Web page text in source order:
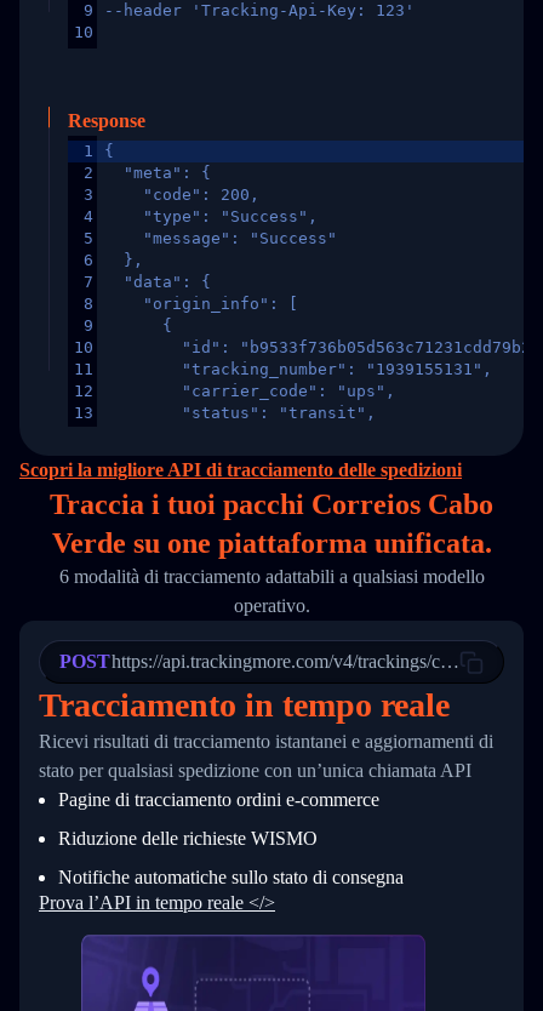
9
10
--header 'Tracking-Api-Key: 123'
Response
1
2
3
4
5
6
7
8
9
10
11
12
13
16
17
19
21
24
26
27
28
30
31
32
33
34
{
  "meta": {
    "code": 200,
    "type": "Success",
    "message": "Success"
  },
  "data": {
    "origin_info": [
      {
"id":
        "tracking_number": "1939155131",
        "carrier_code": "ups",
        "status": "transit",
        "itemTimeLength": 2,
        "weblink": "",
        "phone": null,
        "trackinfo": [
          {
            "Date": "2017-03-08 04: 22: 00",
"StatusDescription": "Departed
          },
          {
            "Date": "2017-03-06 15:28:00",
"StatusDescription": "Shipment
"Details": "BEIJING-
          }
        ]
      }
    ]
  }
}
Scopri la migliore API di tracciamento delle spedizioni
Traccia i tuoi pacchi Correios Cabo
Verde su one piattaforma unificata.
6 modalità di tracciamento adattabili a qualsiasi modello
operativo.
POSThttps://api.trackingmore.com/v4/trackings/create
Tracciamento in tempo reale
Ricevi risultati di tracciamento istantanei e aggiornamenti di
stato per qualsiasi spedizione con un’unica chiamata API
Pagine di tracciamento ordini e‑commerce
Riduzione delle richieste WISMO
Notifiche automatiche sullo stato di consegna
Prova l’API in tempo reale </>